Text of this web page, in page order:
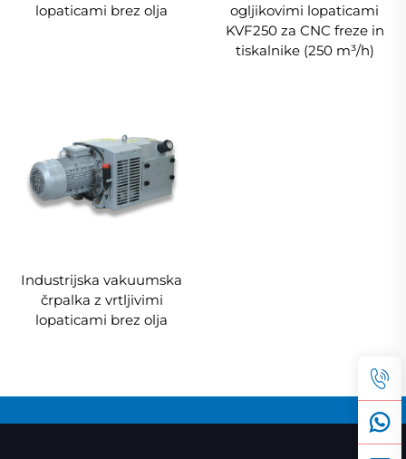
lopaticami brez olja
ogljikovimi lopaticami
KVF250 za CNC freze in
tiskalnike (250 m³/h)
Industrijska vakuumska
črpalka z vrtljivimi
lopaticami brez olja